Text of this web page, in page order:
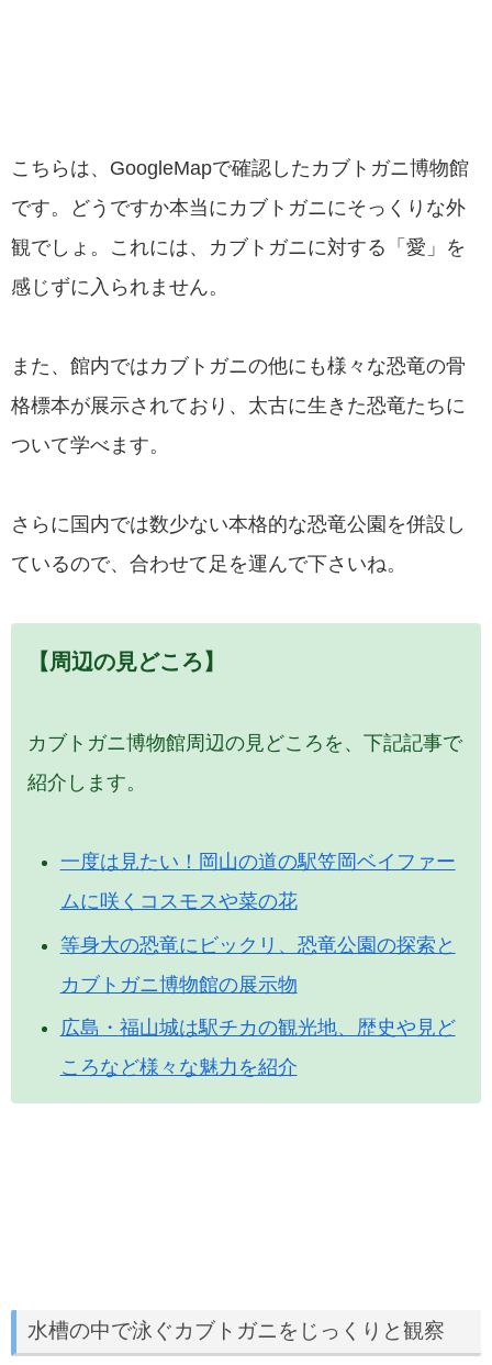
こちらは、GoogleMapで確認したカブトガニ博物館
です。どうですか本当にカブトガニにそっくりな外
観でしょ。これには、カブトガニに対する「愛」を
感じずに入られません。
また、館内ではカブトガニの他にも様々な恐竜の骨
格標本が展示されており、太古に生きた恐竜たちに
ついて学べます。
さらに国内では数少ない本格的な恐竜公園を併設し
ているので、合わせて足を運んで下さいね。
【周辺の見どころ】
カブトガニ博物館周辺の見どころを、下記記事で
紹介します。
一度は見たい！岡山の道の駅笠岡ベイファー
ムに咲くコスモスや菜の花
等身大の恐竜にビックリ、恐竜公園の探索と
カブトガニ博物館の展示物
広島・福山城は駅チカの観光地、歴史や見ど
ころなど様々な魅力を紹介
水槽の中で泳ぐカブトガニをじっくりと観察